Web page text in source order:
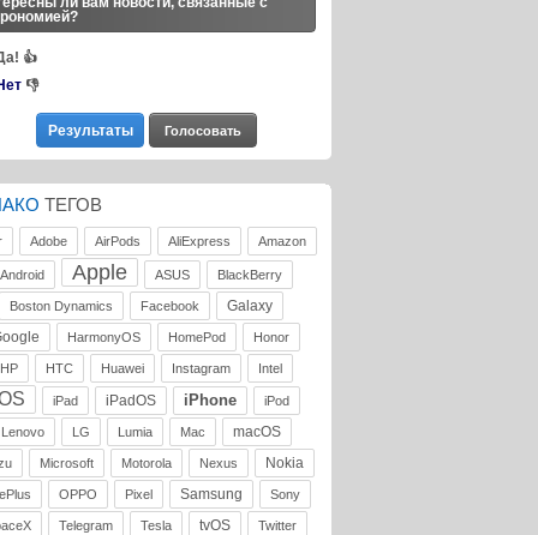
👍
👎
ТЕГОВ
Adobe AirPods AliExpress Amazon
Android Apple ASUS BlackBerry
Boston Dynamics Facebook
Galaxy
HarmonyOS HomePod Honor
HP HTC Huawei Instagram Intel
iPad iPadOS iPhone iPod
Lenovo LG Lumia Mac macOS
Microsoft Motorola Nexus Nokia
OPPO Pixel Samsung Sony
Telegram Tesla tvOS Twitter